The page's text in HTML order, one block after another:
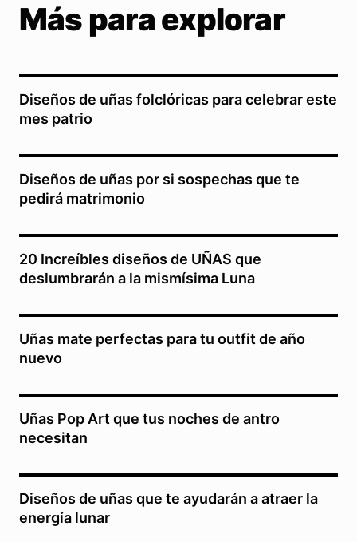
Más para explorar
Diseños de uñas folclóricas para celebrar este
mes patrio
Diseños de uñas por si sospechas que te
pedirá matrimonio
20 Increíbles diseños de UÑAS que
deslumbrarán a la mismísima Luna
Uñas mate perfectas para tu outfit de año
nuevo
Uñas Pop Art que tus noches de antro
necesitan
Diseños de uñas que te ayudarán a atraer la
energía lunar